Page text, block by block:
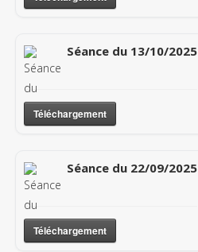
Séance du 13/10/2025
Téléchargement
Séance du 22/09/2025
Téléchargement